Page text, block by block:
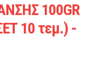
100GR
10 τεμ.) -